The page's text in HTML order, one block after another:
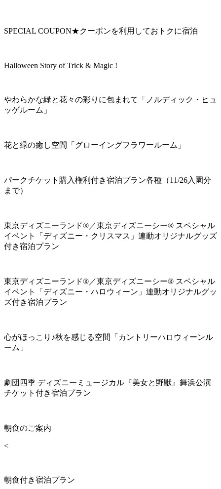
SPECIAL COUPON★クーポンを利用しておトクに宿泊
Halloween Story of Trick & Magic !
やわらかな緑と花々の彩りに包まれて「ノルディック・ヒュ
ッゲルーム」
花と緑の癒し空間「グローイングフラワールーム」
パークチケット購入権利付き宿泊プラン各種（11/26入園分
まで）
東京ディズニーランド®／東京ディズニーシー® スペシャル
イベント「ディズニー・クリスマス」連動オリジナルグッズ
付き宿泊プラン
東京ディズニーランド®／東京ディズニーシー® スペシャル
イベント「ディズニー・ハロウィーン」連動オリジナルグッ
ズ付き宿泊プラン
心がほっこり♪秋を感じる空間「カントリーハロウィーンル
ーム」
劇団四季 ディズニーミュージカル『美女と野獣』舞浜公演
チケット付き宿泊プラン
朝食のご案内
<
朝食付き宿泊プラン